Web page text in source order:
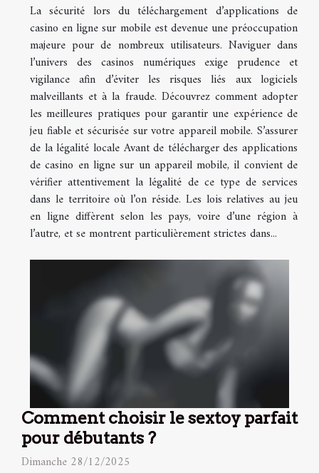
La sécurité lors du téléchargement d’applications de
casino en ligne sur mobile est devenue une préoccupation
majeure pour de nombreux utilisateurs. Naviguer dans
l’univers des casinos numériques exige prudence et
vigilance afin d’éviter les risques liés aux logiciels
malveillants et à la fraude. Découvrez comment adopter
les meilleures pratiques pour garantir une expérience de
jeu fiable et sécurisée sur votre appareil mobile. S’assurer
de la légalité locale Avant de télécharger des applications
de casino en ligne sur un appareil mobile, il convient de
vérifier attentivement la légalité de ce type de services
dans le territoire où l’on réside. Les lois relatives au jeu
en ligne diffèrent selon les pays, voire d’une région à
l’autre, et se montrent particulièrement strictes dans...
Comment choisir le sextoy parfait
pour débutants ?
Dimanche 28/12/2025